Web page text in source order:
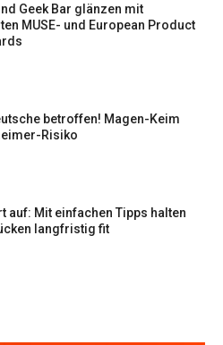
Geek Bar glänzen mit
MUSE- und European Product
betroffen! Magen-Keim
Risiko
auf: Mit einfachen Tipps halten
langfristig fit